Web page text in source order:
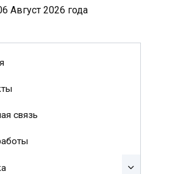
Август 2026 года
связь